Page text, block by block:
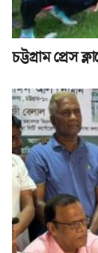
চট্টগ্রাম প্রেস